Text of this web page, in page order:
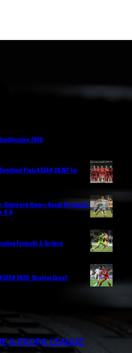
2026
Piala ASEAN 2026? Ini
Rovers Gasak KF Egnatia
0-0
Fantastis & Terbaru
2026: Strategi Gagal!
& EROPA LEAGUE